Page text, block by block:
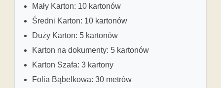
Mały Karton: 10 kartonów
Średni Karton: 10 kartonów
Duży Karton: 5 kartonów
Karton na dokumenty: 5 kartonów
Karton Szafa: 3 kartony
Folia Bąbelkowa: 30 metrów